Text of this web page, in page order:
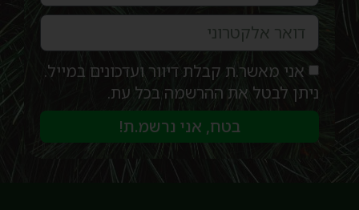
אני מאשר.ת קבלת דיוור ועדכונים במייל.
ניתן לבטל את ההרשמה בכל עת.
בטח, אני נרשמ.ת!